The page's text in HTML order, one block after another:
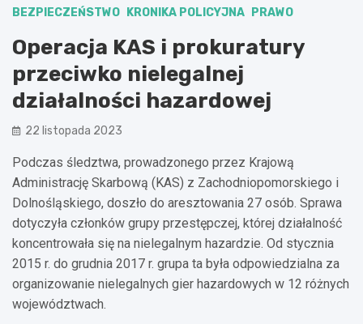
BEZPIECZEŃSTWO KRONIKA POLICYJNA PRAWO
Operacja KAS i prokuratury
przeciwko nielegalnej
działalności hazardowej
22 listopada 2023
Podczas śledztwa, prowadzonego przez Krajową
Administrację Skarbową (KAS) z Zachodniopomorskiego i
Dolnośląskiego, doszło do aresztowania 27 osób. Sprawa
dotyczyła członków grupy przestępczej, której działalność
koncentrowała się na nielegalnym hazardzie. Od stycznia
2015 r. do grudnia 2017 r. grupa ta była odpowiedzialna za
organizowanie nielegalnych gier hazardowych w 12 różnych
województwach.